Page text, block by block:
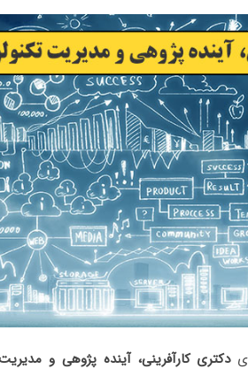
دکتری ﻛﺎرآفرینی، آینده پژوهی و